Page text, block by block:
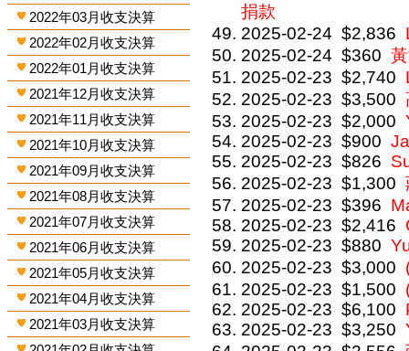
2022年03月收支決算
2022年02月收支決算
2022年01月收支決算
2021年12月收支決算
2021年11月收支決算
2021年10月收支決算
2021年09月收支決算
2021年08月收支決算
2021年07月收支決算
2021年06月收支決算
2021年05月收支決算
2021年04月收支決算
2021年03月收支決算
捐款
2025-02-24 $2,836
2025-02-24 $360
2025-02-23 $2,740
2025-02-23 $3,500
2025-02-23 $2,000
2025-02-23 $900
2025-02-23 $826
2025-02-23 $1,300
2025-02-23 $396
2025-02-23 $2,416
2025-02-23 $880
2025-02-23 $3,000
2025-02-23 $1,500
2025-02-23 $6,100
2025-02-23 $3,250